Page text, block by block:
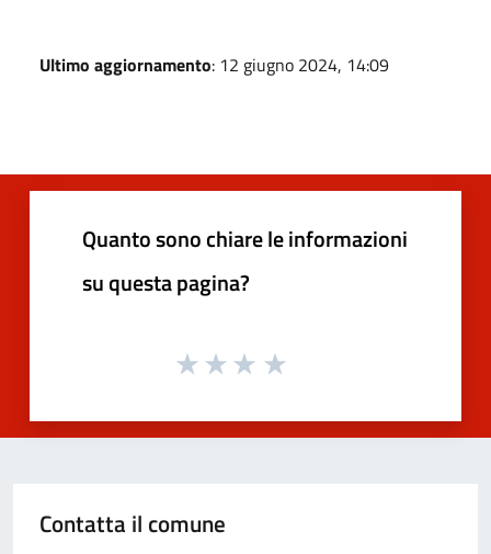
Ultimo aggiornamento: 12 giugno 2024, 14:09
Quanto sono chiare le informazioni
su questa pagina?
Contatta il comune